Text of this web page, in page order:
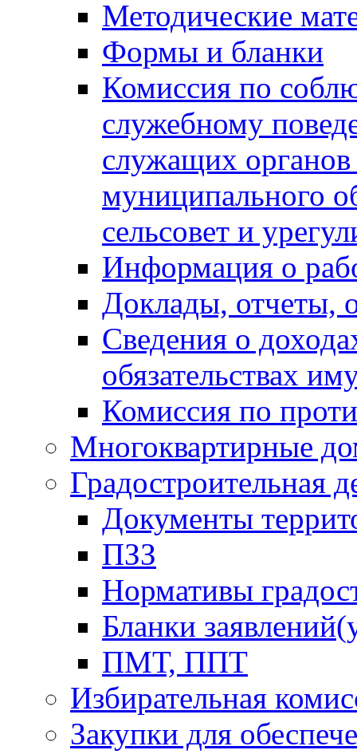
Методические
Формы и бланки
Комиссия по
служебному
служащих органов
муниципального
сельсовет и
Информация о
Доклады, отчеты,
Сведения о
обязательствах
Комиссия по
Многоквартирные
Градостроительная
Документы
ПЗЗ
Нормативы
Бланки
ПМТ, ППТ
Избирательная
Закупки для